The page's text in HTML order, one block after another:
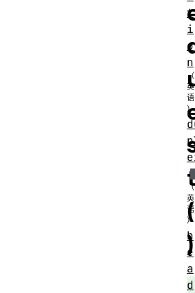
t
(
)
t
i
o
n
h
e
a
d